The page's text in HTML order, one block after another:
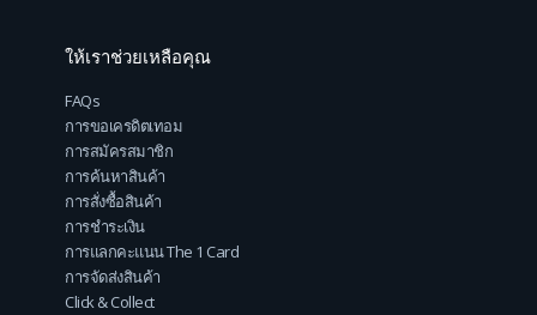
ให้เราช่วยเหลือคุณ
FAQs
การขอเครดิตเทอม
การสมัครสมาชิก
การค้นหาสินค้า
การสั่งซื้อสินค้า
การชำระเงิน
การแลกคะแนน The 1 Card
การจัดส่งสินค้า
Click & Collect